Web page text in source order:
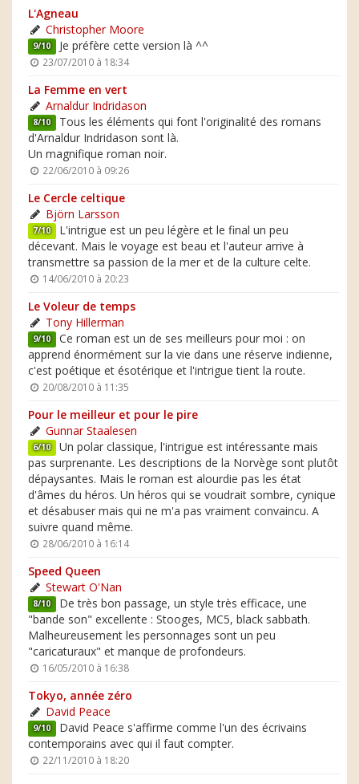
L'Agneau
Christopher Moore
9/10 Je préfère cette version là ^^
23/07/2010 à 18:34
La Femme en vert
Arnaldur Indridason
8/10 Tous les éléments qui font l'originalité des romans
d'Arnaldur Indridason sont là.
Un magnifique roman noir.
22/06/2010 à 09:26
Le Cercle celtique
Björn Larsson
7/10 L'intrigue est un peu légère et le final un peu
décevant. Mais le voyage est beau et l'auteur arrive à
transmettre sa passion de la mer et de la culture celte.
14/06/2010 à 20:23
Le Voleur de temps
Tony Hillerman
9/10 Ce roman est un de ses meilleurs pour moi : on
apprend énormément sur la vie dans une réserve indienne,
c'est poétique et ésotérique et l'intrigue tient la route.
20/08/2010 à 11:35
Pour le meilleur et pour le pire
Gunnar Staalesen
6/10 Un polar classique, l'intrigue est intéressante mais
pas surprenante. Les descriptions de la Norvège sont plutôt
dépaysantes. Mais le roman est alourdie pas les état
d'âmes du héros. Un héros qui se voudrait sombre, cynique
et désabuser mais qui ne m'a pas vraiment convaincu. A
suivre quand même.
28/06/2010 à 16:14
Speed Queen
Stewart O'Nan
8/10 De très bon passage, un style très efficace, une
"bande son" excellente : Stooges, MC5, black sabbath.
Malheureusement les personnages sont un peu
"caricaturaux" et manque de profondeurs.
16/05/2010 à 16:38
Tokyo, année zéro
David Peace
9/10 David Peace s'affirme comme l'un des écrivains
contemporains avec qui il faut compter.
22/11/2010 à 18:20